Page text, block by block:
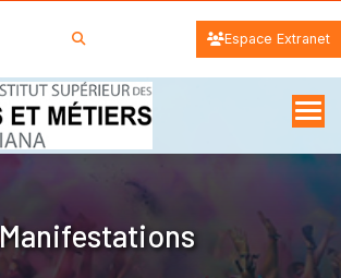
Espace Extranet
Manifestations